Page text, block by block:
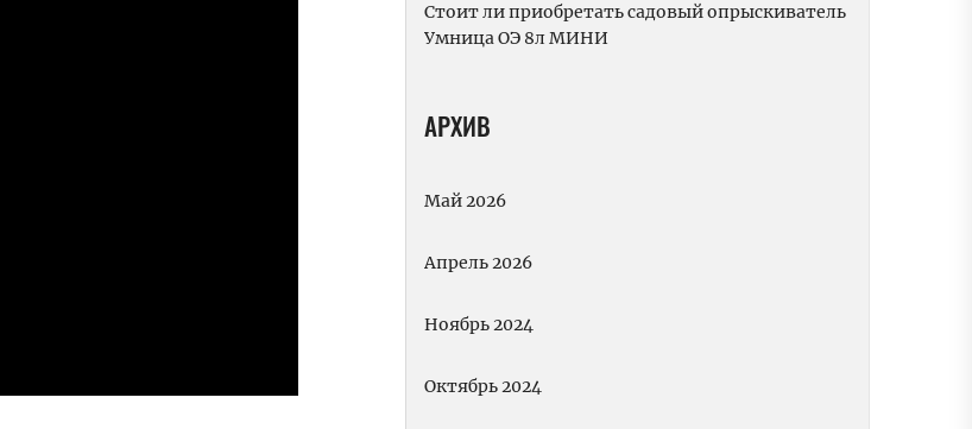
Стоит ли приобретать садовый опрыскиватель
Умница ОЭ 8л МИНИ
АРХИВ
Май 2026
Апрель 2026
Ноябрь 2024
Октябрь 2024